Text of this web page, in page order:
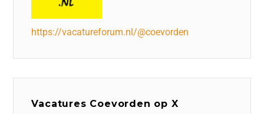
https://vacatureforum.nl/@coevorden
Vacatures Coevorden op X